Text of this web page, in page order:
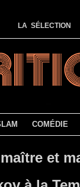
LA SÉLECTION
COMÉDIE
et